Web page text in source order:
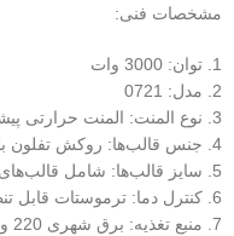
مشخصات فنی:
1. توان: 3000 وات
2. مدل: 0721
3. نوع المنت: المنت حرارتی پیشرفته برای توزیع یکنواخت گرما
4. جنس قالب‌ها: روکش تفلون با مقاومت بالا
5. سایز قالب‌ها: شامل قالب‌های 20، 25، 32، 40، 50 و 63 میلی‌متر
6. کنترل دما: ترموستات قابل تنظیم از 0 تا 300 درجه سانتی‌گراد
7. منبع تغذیه: برق شهری 220 ولت